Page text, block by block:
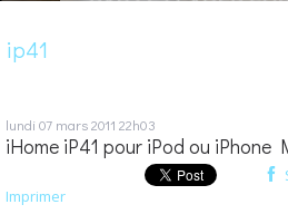
ip41
lundi 07 mars 2011 22h03
iHome iP41 pour iPod ou iPhone
Imprimer